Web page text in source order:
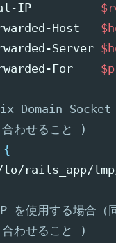
X-Real-IP
Host
Server
For
Domain Socket
わせること )
{
rails_app/
使用する場合（
わせること )